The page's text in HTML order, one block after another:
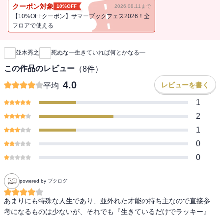
エリートのひ弱さ……壮絶な体験から導き出された、弱者の戦略と
命の意味。
クーポン対象 10%OFF 2026.08.11まで
【10%OFFクーポン】サマーブックフェス2026！全
フロアで使える
新刊通知
並木秀之 死ぬな―生きていれば何とかなる―
この作品のレビュー （8件）
平均 4.0 レビューを書く
1
2
1
0
0
powered by ブクログ
あまりにも特殊な人生であり、並外れた才能の持ち主なので直接参
考になるものは少ないが、それでも『生きているだけでラッキー』